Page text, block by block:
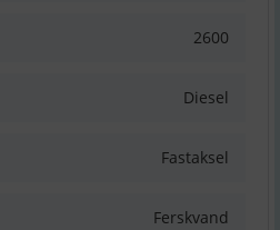
2600
Diesel
Fastaksel
Ferskvand